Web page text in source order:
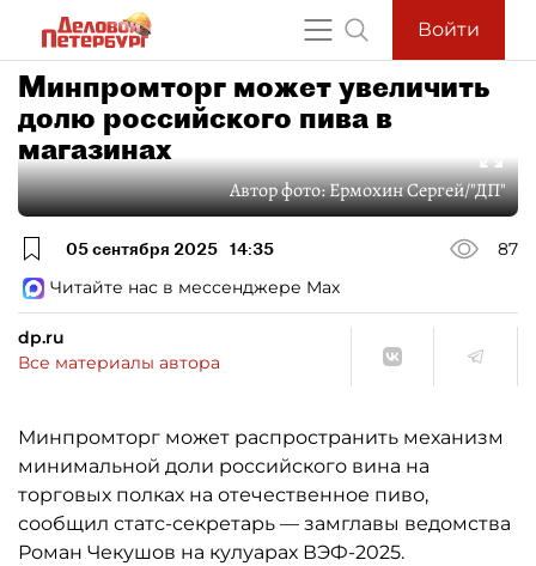
Войти
Минпромторг может увеличить
долю российского пива в
магазинах
Автор фото:Ермохин Сергей/"ДП"
05 сентября 2025 14:35
87
Читайте нас в мессенджере Max
dp.ru
Все материалы автора
Минпромторг может распространить механизм
минимальной доли российского вина на
торговых полках на отечественное пиво,
сообщил статс-секретарь — замглавы ведомства
Роман Чекушов на кулуарах ВЭФ-2025.